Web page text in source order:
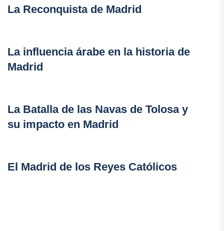
La Reconquista de Madrid
La influencia árabe en la historia de
Madrid
La Batalla de las Navas de Tolosa y
su impacto en Madrid
El Madrid de los Reyes Católicos